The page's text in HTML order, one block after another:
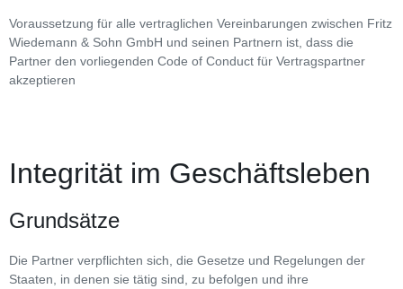
Voraussetzung für alle vertraglichen Vereinbarungen zwischen Fritz
Wiedemann & Sohn GmbH und seinen Partnern ist, dass die
Partner den vorliegenden Code of Conduct für Vertragspartner
akzeptieren
Integrität im Geschäftsleben
Grundsätze
Die Partner verpflichten sich, die Gesetze und Regelungen der
Staaten, in denen sie tätig sind, zu befolgen und ihre